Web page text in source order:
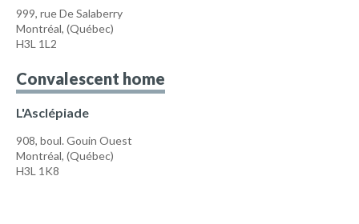
999, rue De Salaberry
Montréal, (Québec)
H3L 1L2
Convalescent home
L'Asclépiade
908, boul. Gouin Ouest
Montréal, (Québec)
H3L 1K8